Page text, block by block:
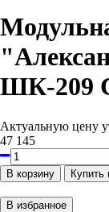
ШК-209
Актуальную цену
47 145